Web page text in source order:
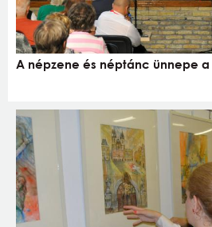
A népzene és néptánc ünnepe